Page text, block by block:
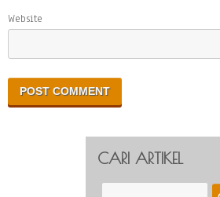
Website
CARI ARTIKEL